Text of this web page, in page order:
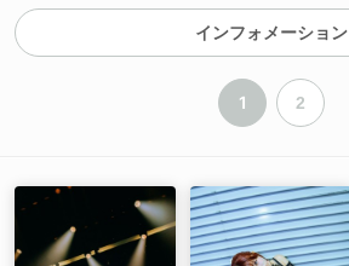
インフォメーション
1 2